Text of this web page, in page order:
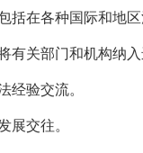
在各种国际和地区
有关部门和机构纳入
经验交流。
展交往。